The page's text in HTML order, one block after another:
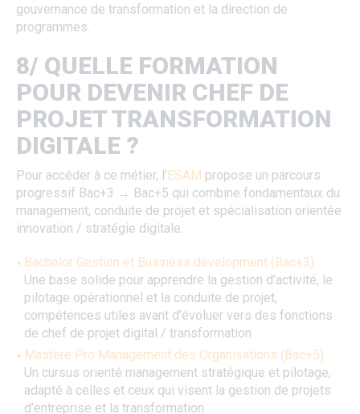
gouvernance de transformation et la direction de
programmes.
8/ QUELLE FORMATION
POUR DEVENIR CHEF DE
PROJET TRANSFORMATION
DIGITALE ?
Pour accéder à ce métier, l’ESAM propose un parcours
progressif Bac+3 → Bac+5 qui combine fondamentaux du
management, conduite de projet et spécialisation orientée
innovation / stratégie digitale.
Bachelor Gestion et Business development (Bac+3) :
Une base solide pour apprendre la gestion d’activité, le
pilotage opérationnel et la conduite de projet,
compétences utiles avant d’évoluer vers des fonctions
de chef de projet digital / transformation
Mastère Pro Management des Organisations (Bac+5) :
Un cursus orienté management stratégique et pilotage,
adapté à celles et ceux qui visent la gestion de projets
d’entreprise et la transformation